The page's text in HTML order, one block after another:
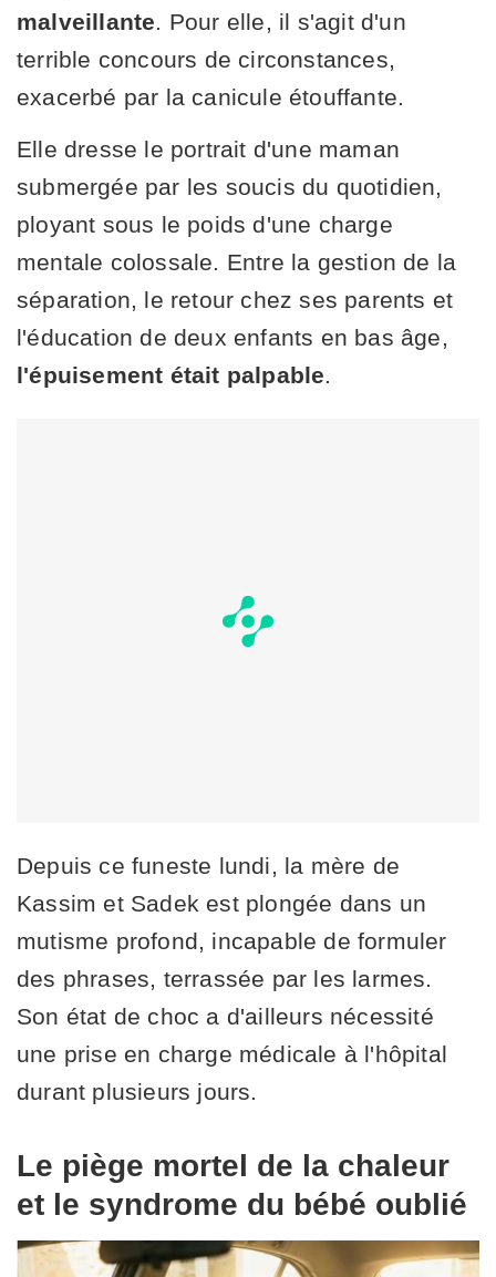
malveillante . Pour elle, il s'agit d'un
terrible concours de circonstances,
exacerbé par la canicule étouffante.
Elle dresse le portrait d'une maman
submergée par les soucis du quotidien,
ployant sous le poids d'une charge
mentale colossale. Entre la gestion de la
séparation, le retour chez ses parents et
l'éducation de deux enfants en bas âge,
l'épuisement était palpable
Depuis ce funeste lundi, la mère de
Kassim et Sadek est plongée dans un
mutisme profond, incapable de formuler
des phrases, terrassée par les larmes.
Son état de choc a d'ailleurs nécessité
une prise en charge médicale à l'hôpital
durant plusieurs jours.
Le piège mortel de la chaleur
et le syndrome du bébé oublié